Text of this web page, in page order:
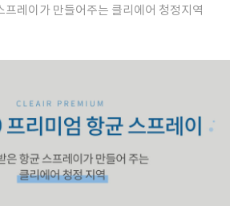
프레이가 만들어주는 클리에어 청정지역